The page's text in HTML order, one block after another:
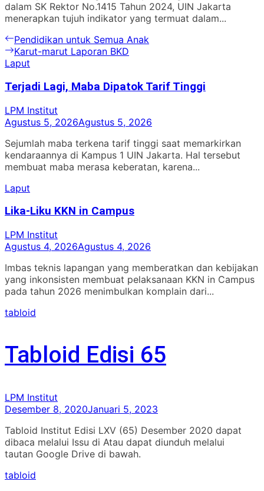
dalam SK Rektor No.1415 Tahun 2024, UIN Jakarta
menerapkan tujuh indikator yang termuat dalam...
Navigasi
pos
Previous
post:
Pendidikan untuk Semua Anak
Next
post:
Karut-marut Laporan BKD
Laput
Terjadi Lagi, Maba Dipatok Tarif Tinggi
LPM Institut
Agustus 5, 2026Agustus 5, 2026
Sejumlah maba terkena tarif tinggi saat memarkirkan
kendaraannya di Kampus 1 UIN Jakarta. Hal tersebut
membuat maba merasa keberatan, karena...
Laput
Lika-Liku KKN in Campus
LPM Institut
Agustus 4, 2026Agustus 4, 2026
Imbas teknis lapangan yang memberatkan dan kebijakan
yang inkonsisten membuat pelaksanaan KKN in Campus
pada tahun 2026 menimbulkan komplain dari...
tabloid
Tabloid Edisi 65
LPM Institut
Desember 8, 2020Januari 5, 2023
Tabloid Institut Edisi LXV (65) Desember 2020 dapat
dibaca melalui Issu di Atau dapat diunduh melalui
tautan Google Drive di bawah.
tabloid